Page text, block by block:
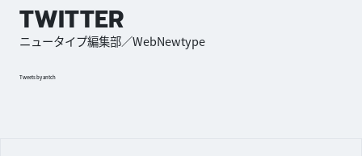
TWITTER
ニュータイプ編集部／WebNewtype
Tweets by antch